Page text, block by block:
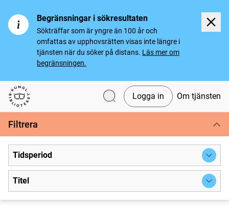
Begränsningar i sökresultaten
Sökträffar som är yngre än 100 år och
omfattas av upphovsrätten visas inte längre i
tjänsten när du söker på distans. Läs mer om
begränsningen.
Svenska tidningar
Logga in Om tjänsten
Filtrera
Tidsperiod
Titel